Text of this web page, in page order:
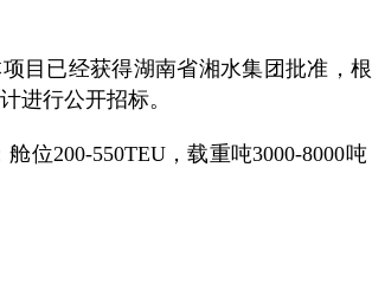
目已经获得湖南省湘水集团批准，
进行公开招标。
位200-550TEU，载重吨3000-8000